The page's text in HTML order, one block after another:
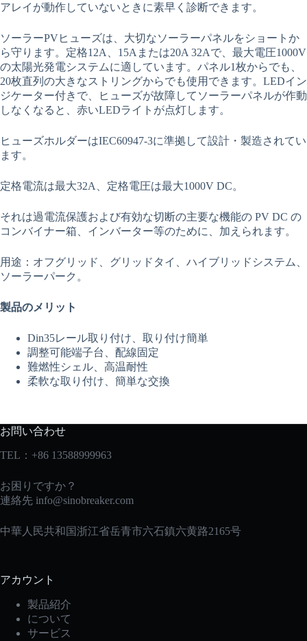
アレイが動作していないときに素早く診断できます。
ソーラーPVヒューズは、大切なソーラーパネルをショートか
ら守ります。定格12A、15Aまたは20A 32Aで、最大電圧1000V
の太陽光発電システムに適しています。パネル1枚からでも、
20枚直列の大きなストリングからでも使用できます。LEDイン
ジケーター付きで、ヒューズが故障してソーラーパネルが作動
しなくなると、赤いLEDライトが点灯します。
ヒューズホルダーはIEC60947-3に準拠して設計・製造されてい
ます。
定格電流は最大32A、定格電圧は最大1000V DC。
それは過電流保護および有効な切断の主要な機能の PV DC の
コンバイナー箱、インバーター等のために、加えられます。
用途：オフグリッド、グリッドタイ、ハイブリッドシステム、
ソーラーパーク。
製品のメリット
Din35レール取り付け、取り付け簡単
調整可能端子台、配線固定
難燃性シェル、高温耐性
柔軟な取り付け、簡単な交換
お問い合わせ
TEL：+86 13588999963
お困りですか？
連絡先 info@sinobreaker.com
中華人民共和国浙江省岳青市六石鎮六黄路2165号
アカウント
製品紹介
について
サービス